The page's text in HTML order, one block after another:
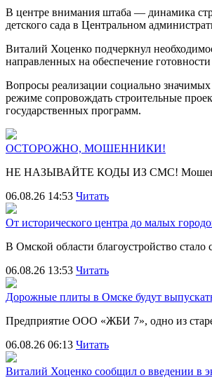
В центре внимания штаба — динамика
детского сада в Центральном
Виталий Хоценко подчеркнул
направленных на обеспечение
Вопросы реализации социально
режиме сопровождать строительные
государственных программ.
ОСТОРОЖНО, МОШЕННИКИ!
НЕ НАЗЫВАЙТЕ КОДЫ ИЗ СМС!
06.08.26 14:53 Читать
От исторического центра до малых
В Омской области благоустройство
06.08.26 13:53 Читать
Дорожные плиты в Омске будут
Предприятие ООО «ЖБИ 7», одно из
06.08.26 06:13 Читать
Виталий Хоценко сообщил о введении в